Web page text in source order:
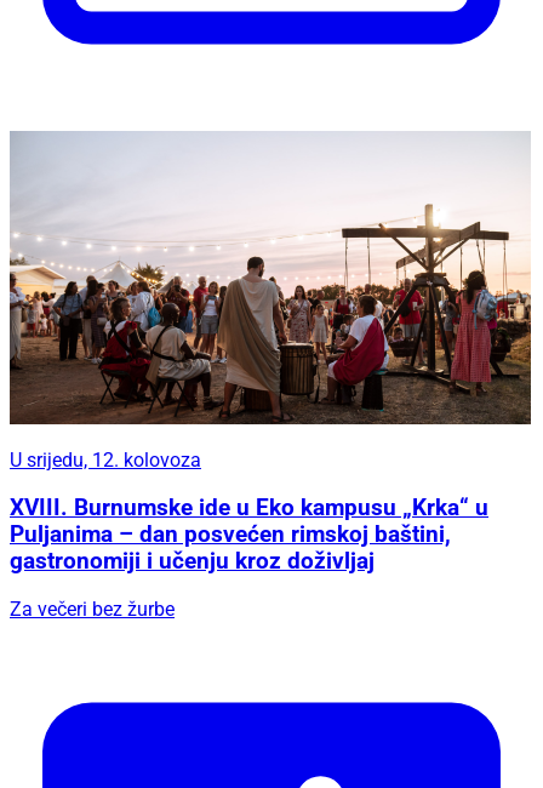
U srijedu, 12. kolovoza
XVIII. Burnumske ide u Eko kampusu „Krka“ u
Puljanima – dan posvećen rimskoj baštini,
gastronomiji i učenju kroz doživljaj
Za večeri bez žurbe